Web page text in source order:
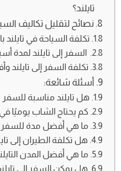
تايلند؟
نصائح لتقليل تكاليف
تكلفة السياحة في تايلند
السفر إلى تايلند لمدة
تكلفة السفر إلى تايلند
أسئلة شائعة:
هل تايلند مناسبة للسفر
كم يحتاج الشاب يوميًا في
ما هي أفضل مدة للسفر
هل تكلفة الطيران إلى
ما هي أفضل المدن
هل يمكن السفر إلى